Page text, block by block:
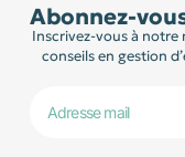
Abonnez-
Inscrivez-vous à
conseils en gestion